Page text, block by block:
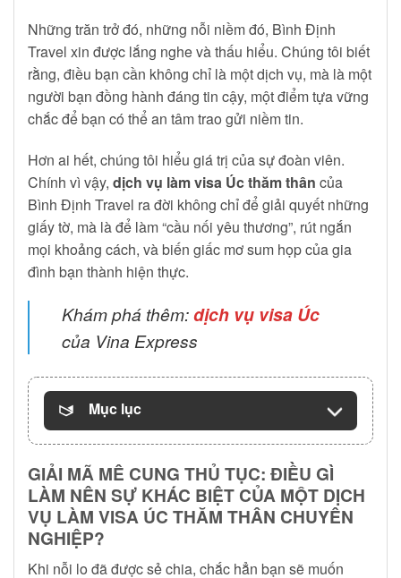
Những trăn trở đó, những nỗi niềm đó, Bình Định
Travel xin được lắng nghe và thấu hiểu. Chúng tôi biết
rằng, điều bạn cần không chỉ là một dịch vụ, mà là một
người bạn đồng hành đáng tin cậy, một điểm tựa vững
chắc để bạn có thể an tâm trao gửi niềm tin.
Hơn ai hết, chúng tôi hiểu giá trị của sự đoàn viên.
Chính vì vậy, dịch vụ làm visa Úc thăm thân của
Bình Định Travel ra đời không chỉ để giải quyết những
giấy tờ, mà là để làm “cầu nối yêu thương”, rút ngắn
mọi khoảng cách, và biến giấc mơ sum họp của gia
đình bạn thành hiện thực.
Khám phá thêm:dịch vụ visa Úc
của Vina Express
Mục lục
GIẢI MÃ MÊ CUNG THỦ TỤC: ĐIỀU GÌ
LÀM NÊN SỰ KHÁC BIỆT CỦA MỘT DỊCH
VỤ LÀM VISA ÚC THĂM THÂN CHUYÊN
NGHIỆP?
Khi nỗi lo đã được sẻ chia, chắc hẳn bạn sẽ muốn